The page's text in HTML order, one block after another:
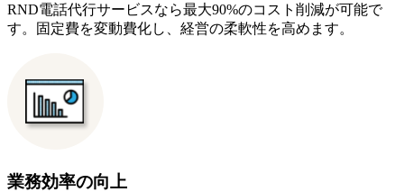
RND電話代行サービスなら最大90%のコスト削減が可能で
す。固定費を変動費化し、経営の柔軟性を高めます。
業務効率の向上